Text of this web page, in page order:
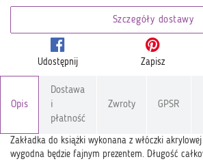
Szczegóły dostawy
Udostępnij Zapisz
Opis
Dostawa
i
płatność
Zwroty GPSR
Zakładka do książki wykonana z włóczki
wygodna będzie fajnym prezentem. Długość